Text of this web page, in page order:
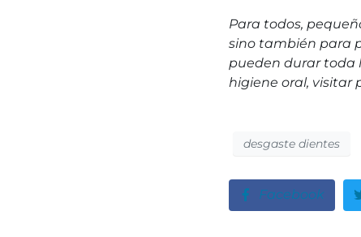
Para todos,
sino también para
pueden durar toda
higiene oral, visitar
desgaste dientes
Facebook